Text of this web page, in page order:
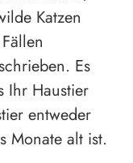
Katzen
Es
Ihr Haustier
entweder
Monate alt ist.